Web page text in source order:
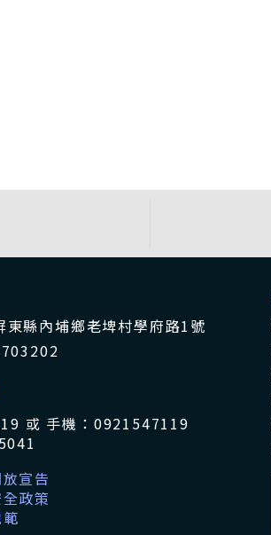
縣內埔鄉老埤村學府路1號
或 手機：0921547119
宣告
政策